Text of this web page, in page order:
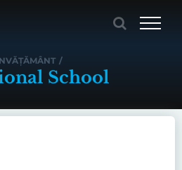
/
School